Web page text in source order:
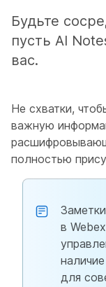
Будьте
пусть AI
вас.
Не схватки,
важную
полностью
в
для